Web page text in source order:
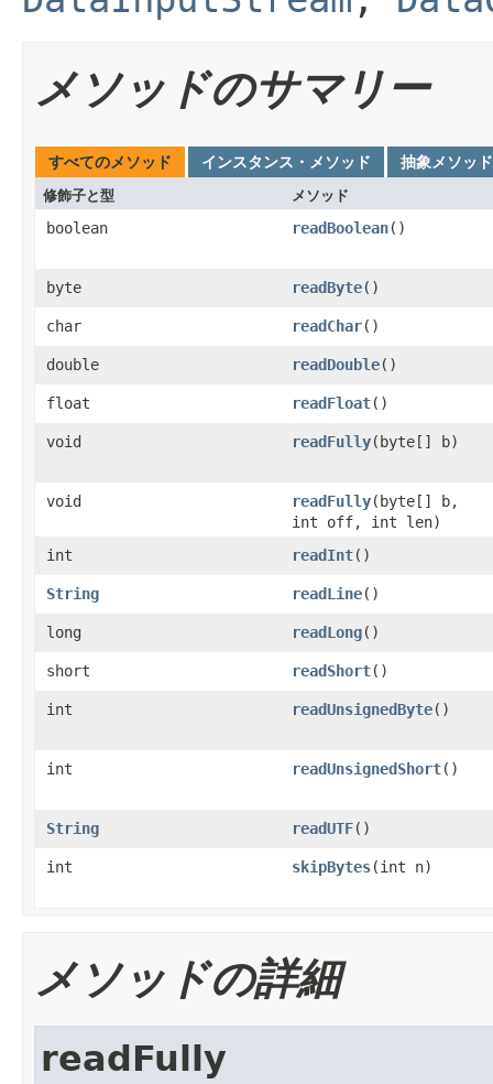
メソッドのサマリー
すべてのメソッド インスタンス・メソッド 抽象メソッド
修飾子と型 メソッド
boolean readBoolean()
byte readByte()
char readChar()
double readDouble()
float readFloat()
void readFully(byte[] b)
void readFully(byte[] b,
int off, int len)
int
readInt()
String readLine()
long readLong()
short readShort()
int readUnsignedByte()
int readUnsignedShort()
String readUTF()
int skipBytes(int n)
メソッドの詳細
readFully